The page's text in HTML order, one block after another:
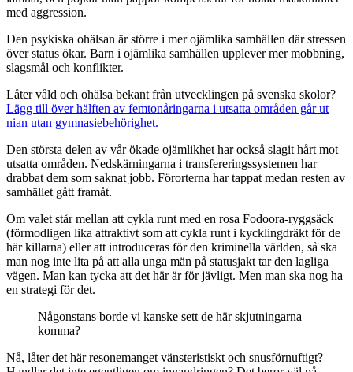
med aggression.
Den psykiska ohälsan är större i mer ojämlika samhällen där stressen
över status ökar. Barn i ojämlika samhällen upplever mer mobbning,
slagsmål och konflikter.
Låter våld och ohälsa bekant från utvecklingen på svenska skolor?
Lägg till över hälften av femtonåringarna i utsatta områden går ut
nian utan gymnasiebehörighet.
Den största delen av vår ökade ojämlikhet har också slagit hårt mot
utsatta områden. Nedskärningarna i transfereringssystemen har
drabbat dem som saknat jobb. Förorterna har tappat medan resten av
samhället gått framåt.
Om valet står mellan att cykla runt med en rosa Fodoora-ryggsäck
(förmodligen lika attraktivt som att cykla runt i kycklingdräkt för de
här killarna) eller att introduceras för den kriminella världen, så ska
man nog inte lita på att alla unga män på statusjakt tar den lagliga
vägen. Man kan tycka att det här är för jävligt. Men man ska nog ha
en strategi för det.
Någonstans borde vi kanske sett de här skjutningarna
komma?
Nå, låter det här resonemanget vänsteristiskt och snusförnuftigt?